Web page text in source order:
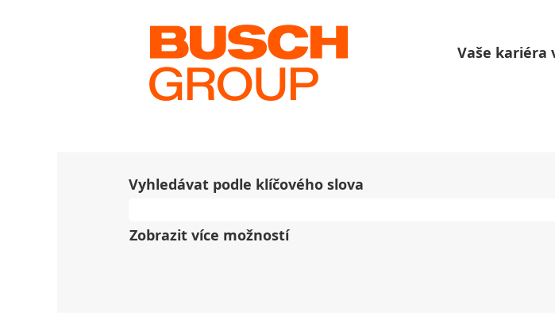
Vaše kariéra
Na domovskou stránku
Výsledky hledání pro"Nový Zéland".
Žádná volná pracovní místa v současnosti neodpovídají „
Vyhledávat podle klíčového slova
Zobrazit více možností